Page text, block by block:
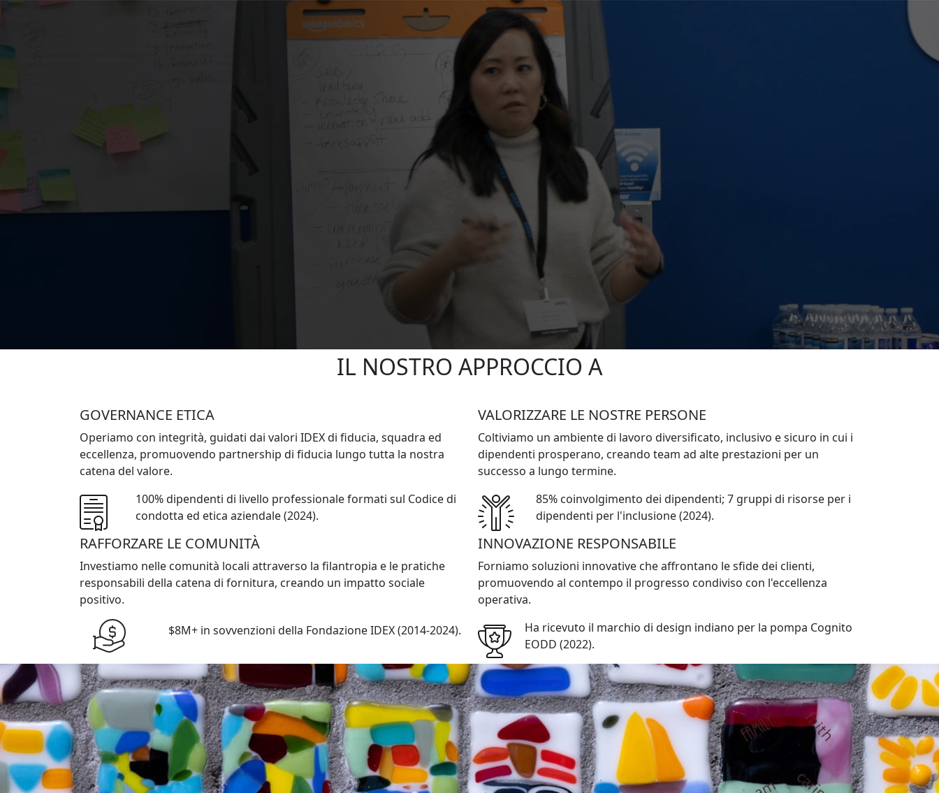
IL NOSTRO APPROCCIO A
GOVERNANCE ETICA
Operiamo con integrità, guidati dai valori IDEX di fiducia, squadra ed
eccellenza, promuovendo partnership di fiducia lungo tutta la nostra
catena del valore.
100% dipendenti di livello professionale formati sul Codice di
condotta ed etica aziendale (2024).
VALORIZZARE LE NOSTRE PERSONE
Coltiviamo un ambiente di lavoro diversificato, inclusivo e sicuro in cui i
dipendenti prosperano, creando team ad alte prestazioni per un
successo a lungo termine.
85% coinvolgimento dei dipendenti; 7 gruppi di risorse per i
dipendenti per l'inclusione (2024).
RAFFORZARE LE COMUNITÀ
Investiamo nelle comunità locali attraverso la filantropia e le pratiche
responsabili della catena di fornitura, creando un impatto sociale
positivo.
$8M+ in sovvenzioni della Fondazione IDEX (2014-2024).
INNOVAZIONE RESPONSABILE
Forniamo soluzioni innovative che affrontano le sfide dei clienti,
promuovendo al contempo il progresso condiviso con l'eccellenza
operativa.
Ha ricevuto il marchio di design indiano per la pompa Cognito
EODD (2022).